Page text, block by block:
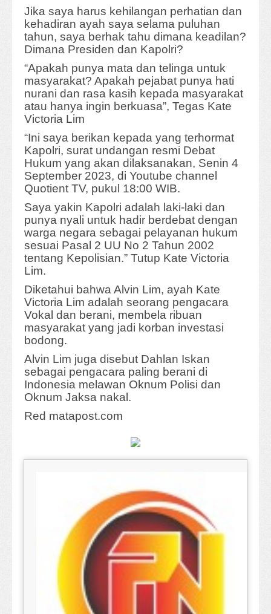
Jika saya harus kehilangan perhatian dan
kehadiran ayah saya selama puluhan
tahun, saya berhak tahu dimana keadilan?
Dimana Presiden dan Kapolri?
“Apakah punya mata dan telinga untuk
masyarakat? Apakah pejabat punya hati
nurani dan rasa kasih kepada masyarakat
atau hanya ingin berkuasa”, Tegas Kate
Victoria Lim
“Ini saya berikan kepada yang terhormat
Kapolri, surat undangan resmi Debat
Hukum yang akan dilaksanakan, Senin 4
September 2023, di Youtube channel
Quotient TV, pukul 18:00 WIB.
Saya yakin Kapolri adalah laki-laki dan
punya nyali untuk hadir berdebat dengan
warga negara sebagai pelayanan hukum
sesuai Pasal 2 UU No 2 Tahun 2002
tentang Kepolisian.” Tutup Kate Victoria
Lim.
Diketahui bahwa Alvin Lim, ayah Kate
Victoria Lim adalah seorang pengacara
Vokal dan berani, membela ribuan
masyarakat yang jadi korban investasi
bodong.
Alvin Lim juga disebut Dahlan Iskan
sebagai pengacara paling berani di
Indonesia melawan Oknum Polisi dan
Oknum Jaksa nakal.
Red matapost.com